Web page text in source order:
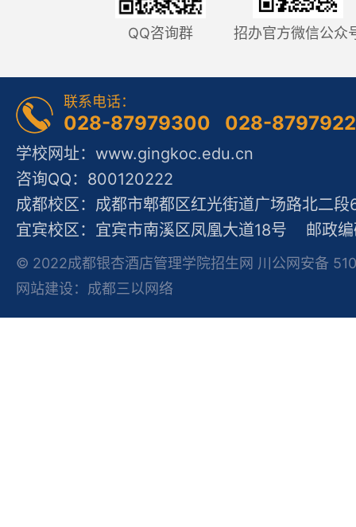
QQ咨询群 招办官方微信公众
联系电话：
028-87979300 028-
学校网址：www.gingkoc.edu.cn
咨询QQ：800120222
成都校区：成都市郫都区红光街道广场路北二
宜宾校区：宜宾市南溪区凤凰大道18号 邮政
© 2022成都银杏酒店管理学院招生网 川公网安备
网站建设：成都三以网络